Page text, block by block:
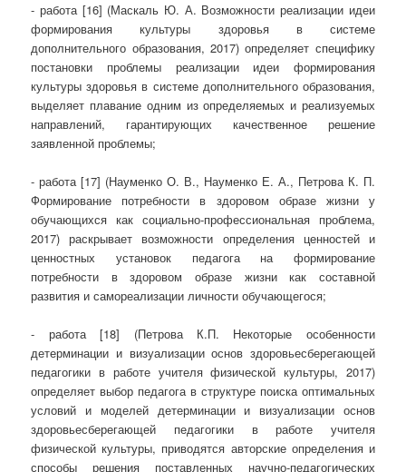
- работа [16] (Маскаль Ю. А. Возможности реализации идеи
формирования культуры здоровья в системе
дополнительного образования, 2017) определяет специфику
постановки проблемы реализации идеи формирования
культуры здоровья в системе дополнительного образования,
выделяет плавание одним из определяемых и реализуемых
направлений, гарантирующих качественное решение
заявленной проблемы;
- работа [17] (Науменко О. В., Науменко Е. А., Петрова К. П.
Формирование потребности в здоровом образе жизни у
обучающихся как социально-профессиональная проблема,
2017) раскрывает возможности определения ценностей и
ценностных установок педагога на формирование
потребности в здоровом образе жизни как составной
развития и самореализации личности обучающегося;
- работа [18] (Петрова К.П. Некоторые особенности
детерминации и визуализации основ здоровьесберегающей
педагогики в работе учителя физической культуры, 2017)
определяет выбор педагога в структуре поиска оптимальных
условий и моделей детерминации и визуализации основ
здоровьесберегающей педагогики в работе учителя
физической культуры, приводятся авторские определения и
способы решения поставленных научно-педагогических